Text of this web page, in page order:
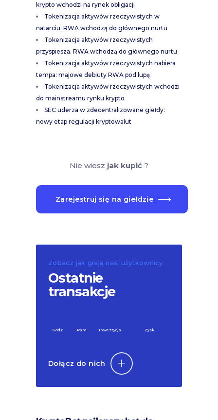
krypto wchodzi na rynek obligacji
Tokenizacja aktywów rzeczywistych w
natarciu: RWA wchodzą do głównego nurtu
Tokenizacja aktywów rzeczywistych
przyspiesza. RWA wchodzą do głównego nurtu
Tokenizacja aktywów rzeczywistych nabiera
tempa: majowe debiuty RWA pod lupą
Tokenizacja aktywów rzeczywistych wchodzi
do mainstreamu rynku krypto
SEC uderza w zdecentralizowane giełdy:
nowy etap regulacji kryptowalut
Nie wiesz jak kupić?
Zarejestruj się na giełdzie
Zobacz jak grają nasi użytkownicy
Ostatnie
transakcje
Godz. Para Inwestycja Zysk
Dołącz do nich